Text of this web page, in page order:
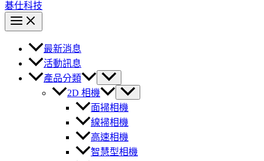
碁仕科技
最新消息
活動訊息
產品分類
2D 相機
面掃相機
線掃相機
高速相機
智慧型相機